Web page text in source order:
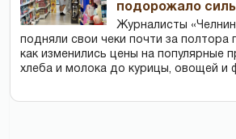
подорожало
Журналисты
подняли свои чеки почти за полтора
как изменились цены на популярные
хлеба и молока до курицы, овощей и